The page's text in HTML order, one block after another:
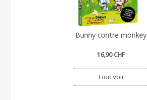
Bunny contre monkey
16,90 CHF
Tout voir